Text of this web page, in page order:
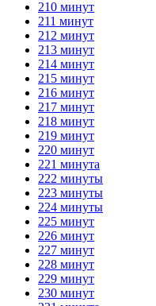
210 минут
211 минут
212 минут
213 минут
214 минут
215 минут
216 минут
217 минут
218 минут
219 минут
220 минут
221 минута
222 минуты
223 минуты
224 минуты
225 минут
226 минут
227 минут
228 минут
229 минут
230 минут